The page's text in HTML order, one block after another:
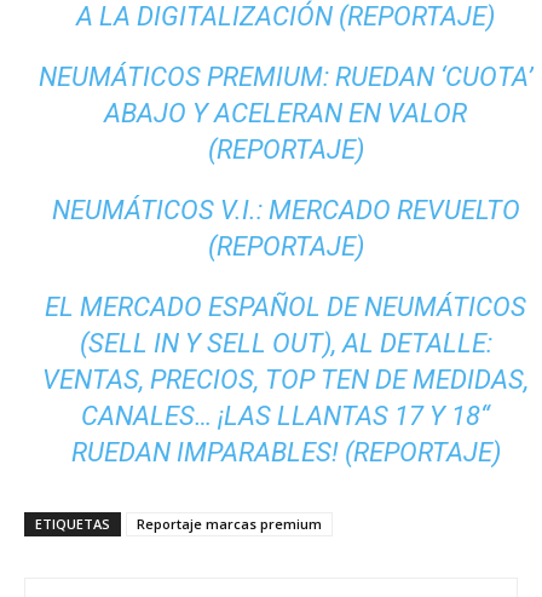
A LA DIGITALIZACIÓN (REPORTAJE)
NEUMÁTICOS PREMIUM: RUEDAN ‘CUOTA’
ABAJO Y ACELERAN EN VALOR
(REPORTAJE)
NEUMÁTICOS V.I.: MERCADO REVUELTO
(REPORTAJE)
EL MERCADO ESPAÑOL DE NEUMÁTICOS
(SELL IN Y SELL OUT), AL DETALLE:
VENTAS, PRECIOS, TOP TEN DE MEDIDAS,
CANALES… ¡LAS LLANTAS 17 Y 18“
RUEDAN IMPARABLES! (REPORTAJE)
ETIQUETAS Reportaje marcas premium